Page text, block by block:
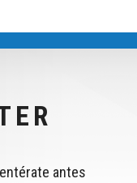
antes